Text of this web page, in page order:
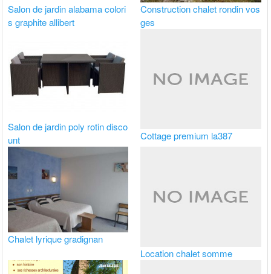
Salon de jardin alabama colori
s graphite allibert
Construction chalet rondin vos
ges
Salon de jardin poly rotin disco
unt
Cottage premium la387
Chalet lyrique gradignan
Location chalet somme